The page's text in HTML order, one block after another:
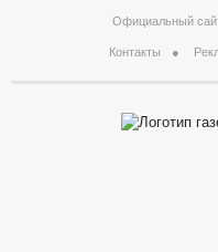
Официальный
Контакты